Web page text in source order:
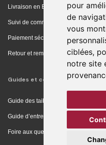
pour
de
vous
ciblées,
notre site
Livraison en Europe
Suivi de commande
Paiement sécurisé
Retour et remboursement
Guides et conseils
Guide des tailles
Guide d’entretien
Foire aux questions